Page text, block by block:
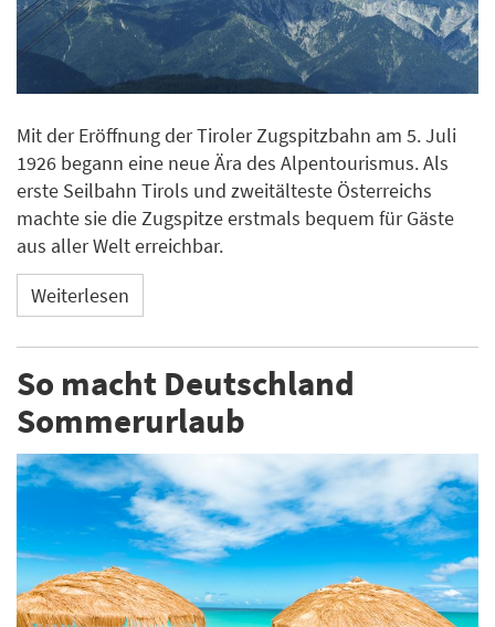
Mit der Eröffnung der Tiroler Zugspitzbahn am 5. Juli
1926 begann eine neue Ära des Alpentourismus. Als
erste Seilbahn Tirols und zweitälteste Österreichs
machte sie die Zugspitze erstmals bequem für Gäste
aus aller Welt erreichbar.
Weiterlesen
So macht Deutschland
Sommerurlaub